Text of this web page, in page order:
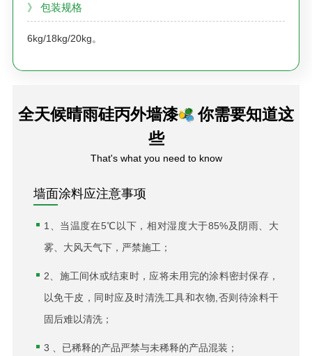
》 包装规格
6kg/18kg/20kg。
全天候晴雨硅丙外墙漆
你需要知道这
些
That's what you need to know
墙面涂料应注意事项
1、当温度在5℃以下，相对湿度大于85%及阴雨、大
雾、大风天气下，严禁施工；
2、施工间休或结束时，应将未用完的涂料密封保存，
以免干皮，同时应及时清洗工具和衣物,否则待涂料干
固后难以清洗；
3 、已稀释的产品严禁与未稀释的产品混装；